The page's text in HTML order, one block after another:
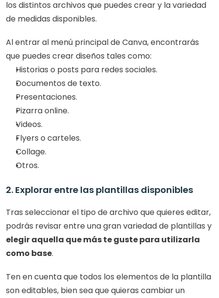
los distintos archivos que puedes crear y la variedad
de medidas disponibles.
Al entrar al menú principal de Canva, encontrarás
que puedes crear diseños tales como:
Historias o posts para redes sociales.
Documentos de texto.
Presentaciones.
Pizarra online.
Videos.
Flyers o carteles.
Collage.
Otros.
2. Explorar entre las plantillas disponibles
Tras seleccionar el tipo de archivo que quieres editar,
elegir aquella que más te guste para utilizarla
como base.
Ten en cuenta que todos los elementos de la plantilla
son editables, bien sea que quieras cambiar un